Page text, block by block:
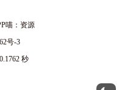
喵：资源
号-3
秒